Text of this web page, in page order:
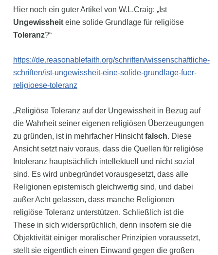
Hier noch ein guter Artikel von W.L.Craig: „Ist
Ungewissheiteine solide Grundlage für religiöse
Toleranz?“
https://de.reasonablefaith.org/schriften/wissenschaftliche-
schriften/ist-ungewissheit-eine-solide-grundlage-fuer-
religioese-toleranz
„Religiöse Toleranz auf der Ungewissheit in Bezug auf
die Wahrheit seiner eigenen religiösen Überzeugungen
zu gründen, ist in mehrfacher Hinsichtfalsch. Diese
Ansicht setzt naiv voraus, dass die Quellen für religiöse
Intoleranz hauptsächlich intellektuell und nicht sozial
sind. Es wird unbegründet vorausgesetzt, dass alle
Religionen epistemisch gleichwertig sind, und dabei
außer Acht gelassen, dass manche Religionen
religiöse Toleranz unterstützen. Schließlich ist die
These in sich widersprüchlich, denn insofern sie die
Objektivität einiger moralischer Prinzipien voraussetzt,
stellt sie eigentlich einen Einwand gegen die großen